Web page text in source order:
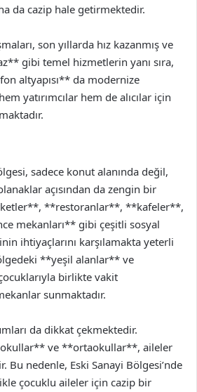
da cazip hale getirmektedir.
son yıllarda hız kazanmış ve
gibi temel hizmetlerin yanı sıra,
altyapısı** da modernize
yatırımcılar hem de alıcılar için
sadece konut alanında değil,
açısından da zengin bir
**restoranlar**, **kafeler**,
mekanları** gibi çeşitli sosyal
ihtiyaçlarını karşılamakta yeterli
**yeşil alanlar** ve
birlikte vakit
sunmaktadır.
da dikkat çekmektedir.
ve **ortaokullar**, aileler
nedenle, Eski Sanayi Bölgesi’nde
çocuklu aileler için cazip bir